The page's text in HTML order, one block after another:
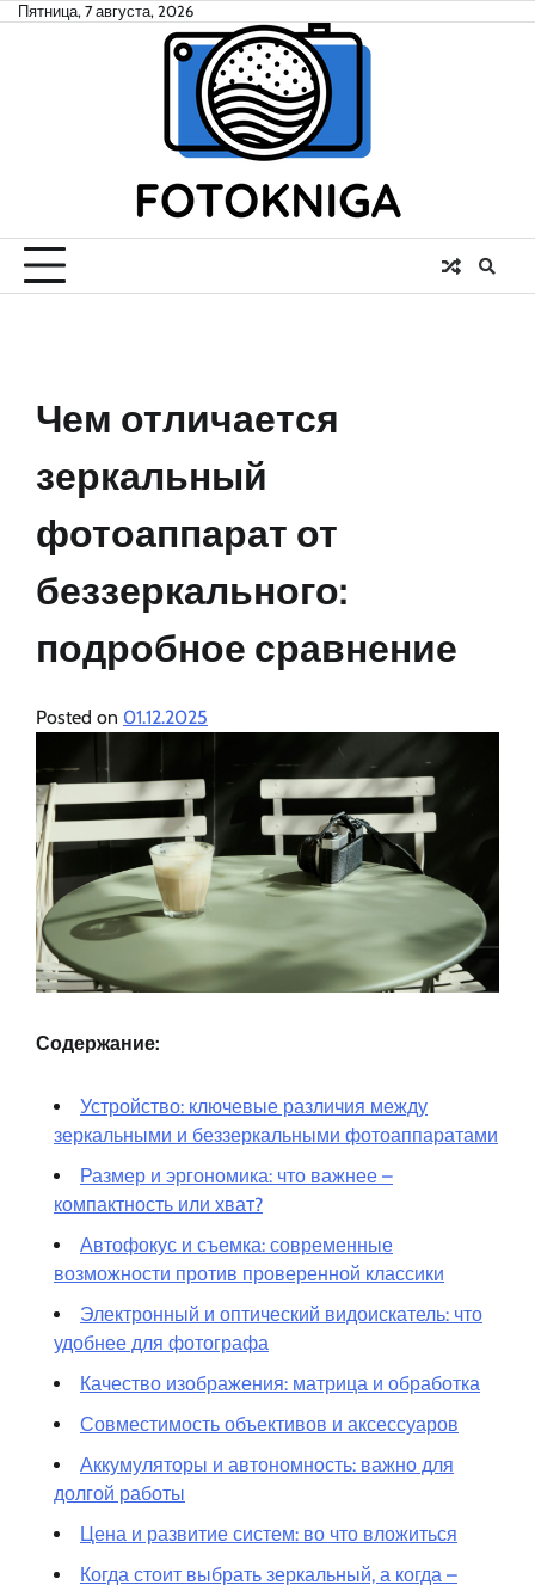
SkipПятница, 7 августа, 2026
Чем отличается
зеркальный
фотоаппарат от
беззеркального:
подробное сравнение
Posted on 01.12.2025
Содержание:
Устройство: ключевые различия между
зеркальными и беззеркальными фотоаппаратами
Размер и эргономика: что важнее –
компактность или хват?
Автофокус и съемка: современные
возможности против проверенной классики
Электронный и оптический видоискатель: что
удобнее для фотографа
Качество изображения: матрица и обработка
Совместимость объективов и аксессуаров
Аккумуляторы и автономность: важно для
долгой работы
Цена и развитие систем: во что вложиться
Когда стоит выбрать зеркальный, а когда –